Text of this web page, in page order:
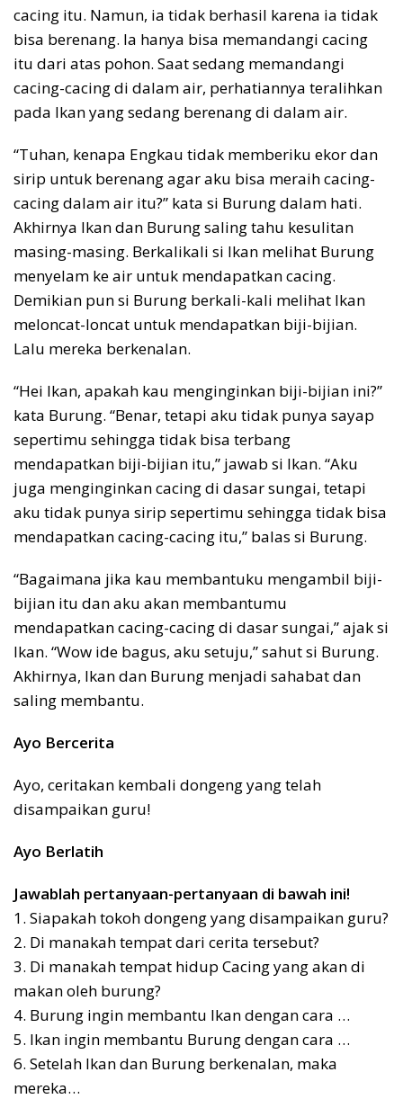
cacing itu. Namun, ia tidak berhasil karena ia tidak
bisa berenang. Ia hanya bisa memandangi cacing
itu dari atas pohon. Saat sedang memandangi
cacing-cacing di dalam air, perhatiannya teralihkan
pada Ikan yang sedang berenang di dalam air.
“Tuhan, kenapa Engkau tidak memberiku ekor dan
sirip untuk berenang agar aku bisa meraih cacing-
cacing dalam air itu?” kata si Burung dalam hati.
Akhirnya Ikan dan Burung saling tahu kesulitan
masing-masing. Berkalikali si Ikan melihat Burung
menyelam ke air untuk mendapatkan cacing.
Demikian pun si Burung berkali-kali melihat Ikan
meloncat-loncat untuk mendapatkan biji-bijian.
Lalu mereka berkenalan.
“Hei Ikan, apakah kau menginginkan biji-bijian ini?”
kata Burung. “Benar, tetapi aku tidak punya sayap
sepertimu sehingga tidak bisa terbang
mendapatkan biji-bijian itu,” jawab si Ikan. “Aku
juga menginginkan cacing di dasar sungai, tetapi
aku tidak punya sirip sepertimu sehingga tidak bisa
mendapatkan cacing-cacing itu,” balas si Burung.
“Bagaimana jika kau membantuku mengambil biji-
bijian itu dan aku akan membantumu
mendapatkan cacing-cacing di dasar sungai,” ajak si
Ikan. “Wow ide bagus, aku setuju,” sahut si Burung.
Akhirnya, Ikan dan Burung menjadi sahabat dan
saling membantu.
Ayo Bercerita
Ayo, ceritakan kembali dongeng yang telah
disampaikan guru!
Ayo Berlatih
Jawablah pertanyaan-pertanyaan di bawah ini!
1. Siapakah tokoh dongeng yang disampaikan guru?
2. Di manakah tempat dari cerita tersebut?
3. Di manakah tempat hidup Cacing yang akan di
makan oleh burung?
4. Burung ingin membantu Ikan dengan cara …
5. Ikan ingin membantu Burung dengan cara …
6. Setelah Ikan dan Burung berkenalan, maka
mereka…